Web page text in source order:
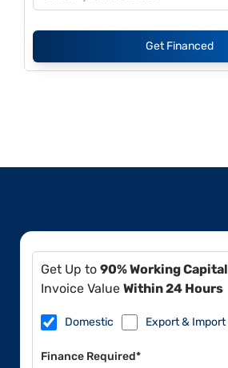
Get Financed
Get Up to 90% Working Capital
Invoice Value Within 24 Hours
Domestic Export & Import
Finance Required*